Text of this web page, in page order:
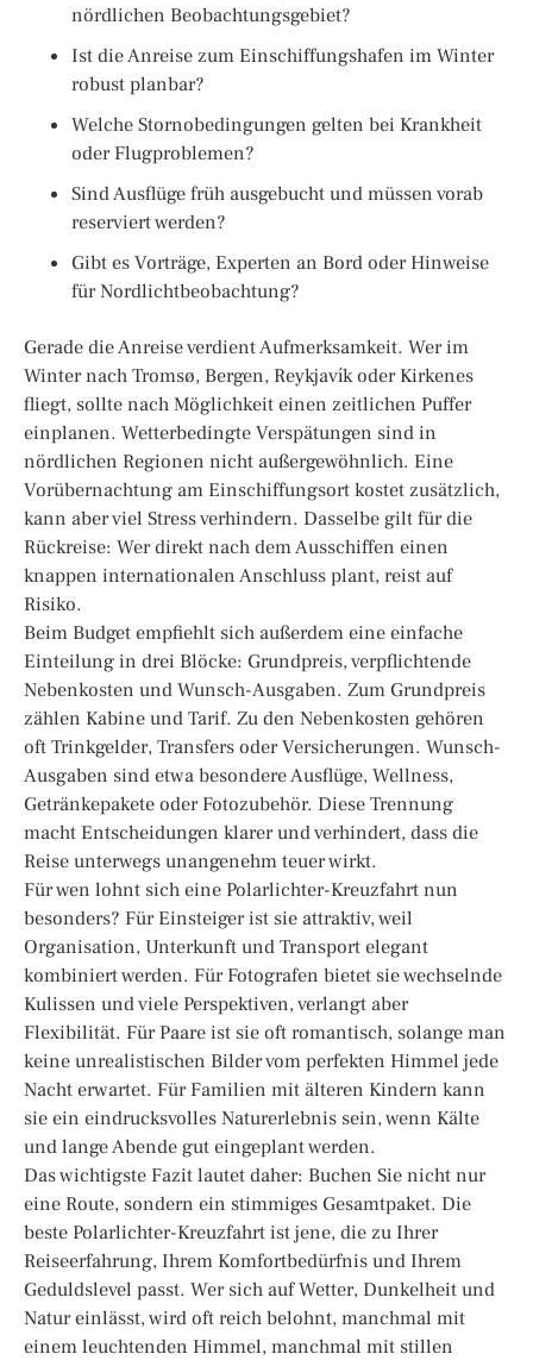
nördlichen Beobachtungsgebiet?
Ist die Anreise zum Einschiffungshafen im Winter
robust planbar?
Welche Stornobedingungen gelten bei Krankheit
oder Flugproblemen?
Sind Ausflüge früh ausgebucht und müssen vorab
reserviert werden?
Gibt es Vorträge, Experten an Bord oder Hinweise
für Nordlichtbeobachtung?
Gerade die Anreise verdient Aufmerksamkeit. Wer im
Winter nach Tromsø, Bergen, Reykjavík oder Kirkenes
fliegt, sollte nach Möglichkeit einen zeitlichen Puffer
einplanen. Wetterbedingte Verspätungen sind in
nördlichen Regionen nicht außergewöhnlich. Eine
Vorübernachtung am Einschiffungsort kostet zusätzlich,
kann aber viel Stress verhindern. Dasselbe gilt für die
Rückreise: Wer direkt nach dem Ausschiffen einen
knappen internationalen Anschluss plant, reist auf
Risiko.
Beim Budget empfiehlt sich außerdem eine einfache
Einteilung in drei Blöcke: Grundpreis, verpflichtende
Nebenkosten und Wunsch-Ausgaben. Zum Grundpreis
zählen Kabine und Tarif. Zu den Nebenkosten gehören
oft Trinkgelder, Transfers oder Versicherungen. Wunsch-
Ausgaben sind etwa besondere Ausflüge, Wellness,
Getränkepakete oder Fotozubehör. Diese Trennung
macht Entscheidungen klarer und verhindert, dass die
Reise unterwegs unangenehm teuer wirkt.
Für wen lohnt sich eine Polarlichter-Kreuzfahrt nun
besonders? Für Einsteiger ist sie attraktiv, weil
Organisation, Unterkunft und Transport elegant
kombiniert werden. Für Fotografen bietet sie wechselnde
Kulissen und viele Perspektiven, verlangt aber
Flexibilität. Für Paare ist sie oft romantisch, solange man
keine unrealistischen Bilder vom perfekten Himmel jede
Nacht erwartet. Für Familien mit älteren Kindern kann
sie ein eindrucksvolles Naturerlebnis sein, wenn Kälte
und lange Abende gut eingeplant werden.
Das wichtigste Fazit lautet daher: Buchen Sie nicht nur
eine Route, sondern ein stimmiges Gesamtpaket. Die
beste Polarlichter-Kreuzfahrt ist jene, die zu Ihrer
Reiseerfahrung, Ihrem Komfortbedürfnis und Ihrem
Geduldslevel passt. Wer sich auf Wetter, Dunkelheit und
Natur einlässt, wird oft reich belohnt, manchmal mit
einem leuchtenden Himmel, manchmal mit stillen